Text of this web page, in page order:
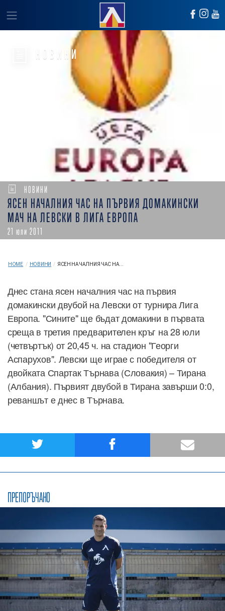
НОВИНИ
НОВИНИ
ЯСЕН НАЧАЛНИЯ ЧАС НА ПЪРВИЯ ДОМАКИНСКИ
МАЧ НА ЛЕВСКИ В ЛИГА ЕВРОПА
21 юли 2011
HOME / НОВИНИ / ЯСЕН НАЧАЛНИЯ ЧАС НА...
Днес стана ясен началния час на първия
домакински двубой на Левски от турнира Лига
Европа. "Сините" ще бъдат домакини в първата
среща в третия предварителен кръг на 28 юли
(четвъртък) от 20,45 ч. на стадион "Георги
Аспарухов". Левски ще играе с победителя от
двойката Спартак Търнава (Словакия) – Тирана
(Албания). Първият двубой в Тирана завърши 0:0,
реваншът е днес в Търнава.
ПРЕПОРЪЧАНО